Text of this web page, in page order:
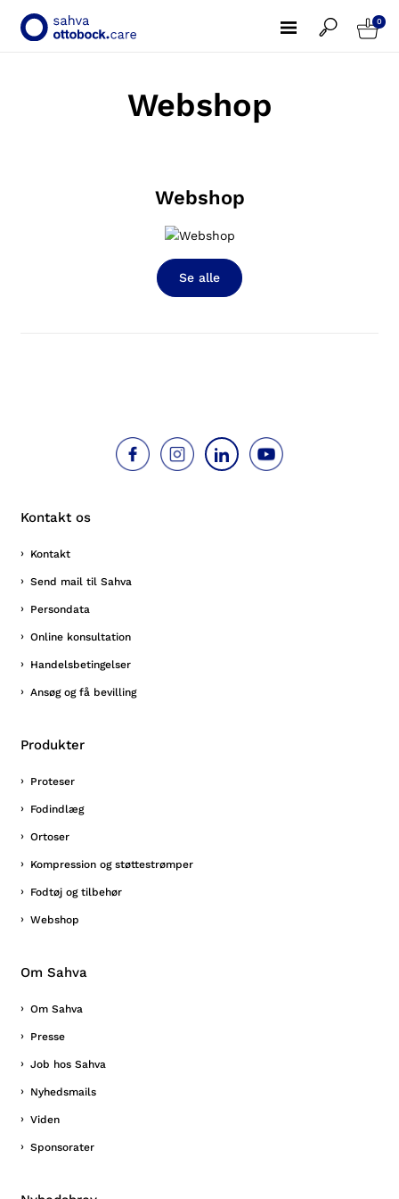
0
Webshop
Webshop
Se alle
Kontakt os
Kontakt
Send mail til Sahva
Persondata
Online konsultation
Handelsbetingelser
Ansøg og få bevilling
Produkter
Proteser
Fodindlæg
Ortoser
Kompression og støttestrømper
Fodtøj og tilbehør
Webshop
Om Sahva
Om Sahva
Presse
Job hos Sahva
Nyhedsmails
Viden
Sponsorater